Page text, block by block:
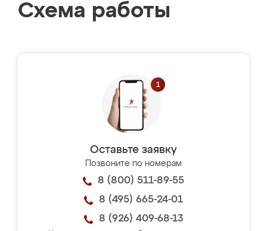
Схема работы
Оставьте заявку
Позвоните по номерам
8 (800) 511-89-55
8 (495) 665-24-01
8 (926) 409-68-13